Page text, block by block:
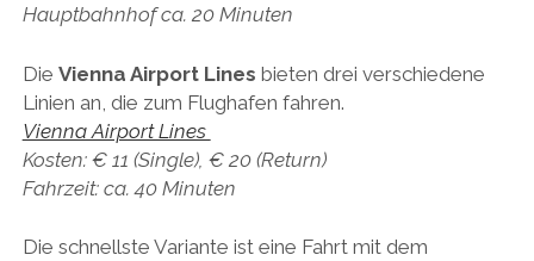
Hauptbahnhof ca. 20 Minuten
Die Vienna Airport Lines bieten drei verschiedene
Linien an, die zum Flughafen fahren.
Vienna Airport Lines
Kosten: € 11 (Single), € 20 (Return)
Fahrzeit: ca. 40 Minuten
Die schnellste Variante ist eine Fahrt mit dem